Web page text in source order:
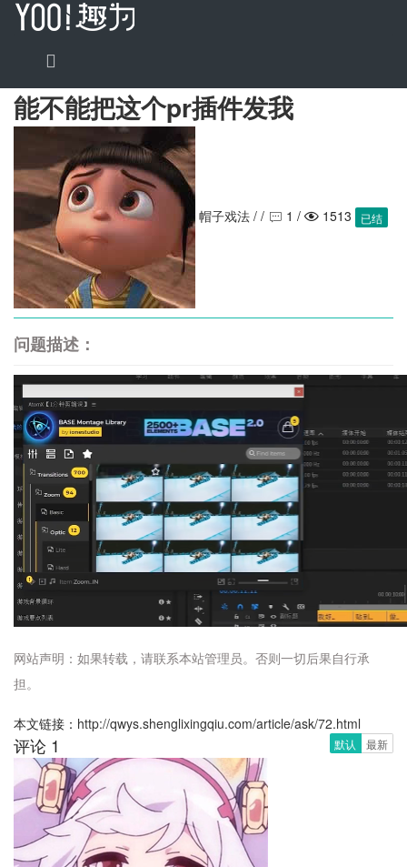
能不能把这个pr插件发我
帽子戏法 / /  1 /  1513 已结
问题描述：
网站声明：如果转载，请联系本站管理员。否则一切后果自行承
担。
本文链接： http://qwys.shenglixingqiu.com/article/ask/72.html
评论 1 默认 最新